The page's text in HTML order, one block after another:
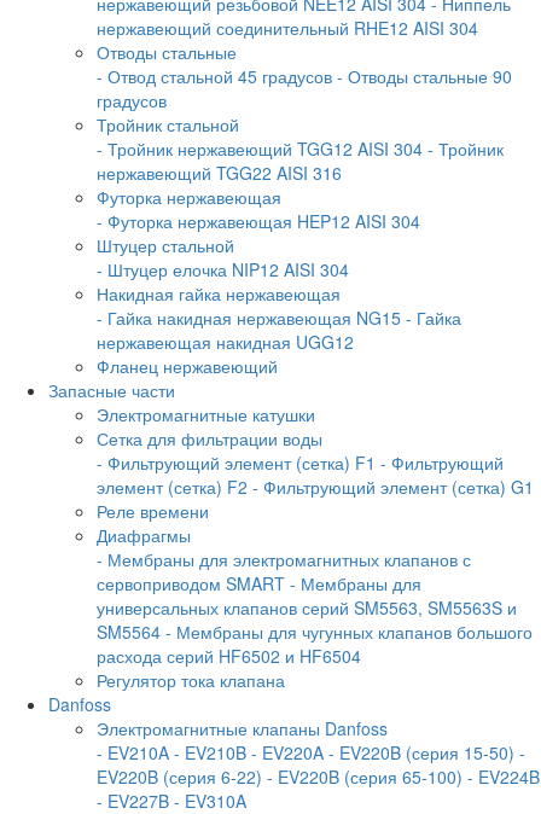
нержавеющий соединительный RHE12 AISI 304
Отводы стальные
- Отвод стальной 45 градусов - Отводы стальные 90
градусов
Тройник стальной
- Тройник нержавеющий TGG12 AISI 304 - Тройник
нержавеющий TGG22 AISI 316
Футорка нержавеющая
- Футорка нержавеющая HEP12 AISI 304
Штуцер стальной
- Штуцер елочка NIP12 AISI 304
Накидная гайка нержавеющая
- Гайка накидная нержавеющая NG15 - Гайка
нержавеющая накидная UGG12
Фланец нержавеющий
Запасные части
Электромагнитные катушки
Сетка для фильтрации воды
- Фильтрующий элемент (сетка) F1 - Фильтрующий
элемент (сетка) F2 - Фильтрующий элемент (сетка) G1
Реле времени
Диафрагмы
- Мембраны для электромагнитных клапанов с
сервоприводом SMART - Мембраны для
универсальных клапанов серий SM5563, SM5563S и
SM5564 - Мембраны для чугунных клапанов большого
расхода серий HF6502 и HF6504
Регулятор тока клапана
Danfoss
Электромагнитные клапаны Danfoss
- EV210A - EV210B - EV220A - EV220B (серия 15-50) -
EV220B (серия 6-22) - EV220B (серия 65-100) - EV224B
- EV227B - EV310A